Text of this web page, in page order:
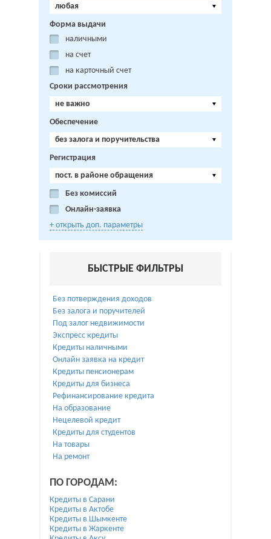
любая
Форма выдачи
наличными
на счет
на карточный счет
Сроки рассмотрения
не важно
Обеспечение
без залога и поручительства
Регистрация
пост. в районе обращения
Без комиссий
Онлайн-заявка
+ открыть доп. параметры
БЫСТРЫЕ ФИЛЬТРЫ
Без потверждения доходов
Без залога и поручителей
Под залог недвижимости
Экспресс кредиты
Кредиты наличными
Онлайн заявка на кредит
Кредиты пенсионерам
Кредиты для бизнеса
Рефинансирование кредита
На образование
Нецелевой кредит
Кредиты для студентов
На товары
На ремонт
ПО ГОРОДАМ:
Кредиты в Сарани
Кредиты в Актобе
Кредиты в Шымкенте
Кредиты в Жаркенте